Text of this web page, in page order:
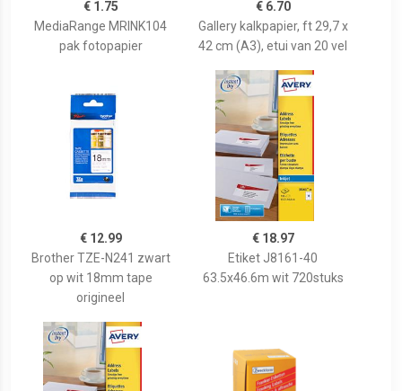
€ 1.75
MediaRange MRINK104
pak fotopapier
€ 6.70
Gallery kalkpapier, ft 29,7 x
42 cm (A3), etui van 20 vel
€ 12.99
Brother TZE-N241 zwart
op wit 18mm tape
origineel
€ 18.97
Etiket J8161-40
63.5x46.6m wit 720stuks